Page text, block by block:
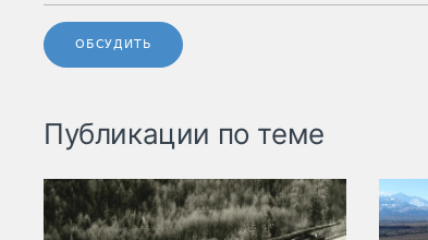
ОБСУДИТЬ
Публикации по теме